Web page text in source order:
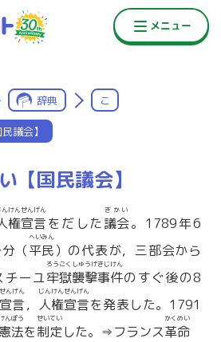
辞典 こ
議会】
【国民議会】
権宣言
んけんせんげん
をだした議会
ぎかい
。1789年6
（平民
へいみん
）の代表が，三部会から
チーユ牢獄
ろうごく
襲撃事件
しゅうげきじけん
のすぐ後の8
宣言
せんげん
， 人権宣言
じんけんせんげん
を発表した。1791
憲法
けんぽう
を制定
せいてい
した。⇒フランス革命
かくめい